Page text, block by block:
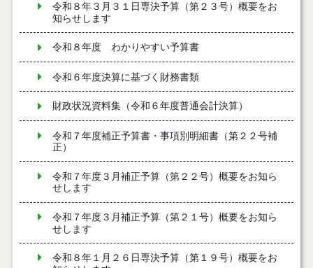
令和８年３月３１日専決予算（第２３号）概要をお
知らせします
令和８年度 わかりやすい予算書
令和６年度決算に基づく財務書類
財政状況資料集（令和６年度普通会計決算）
令和７年度補正予算書・事項別明細書（第２２号補
正）
令和７年度３月補正予算（第２２号）概要をお知ら
せします
令和７年度３月補正予算（第２１号）概要をお知ら
せします
令和８年１月２６日専決予算（第１９号）概要をお